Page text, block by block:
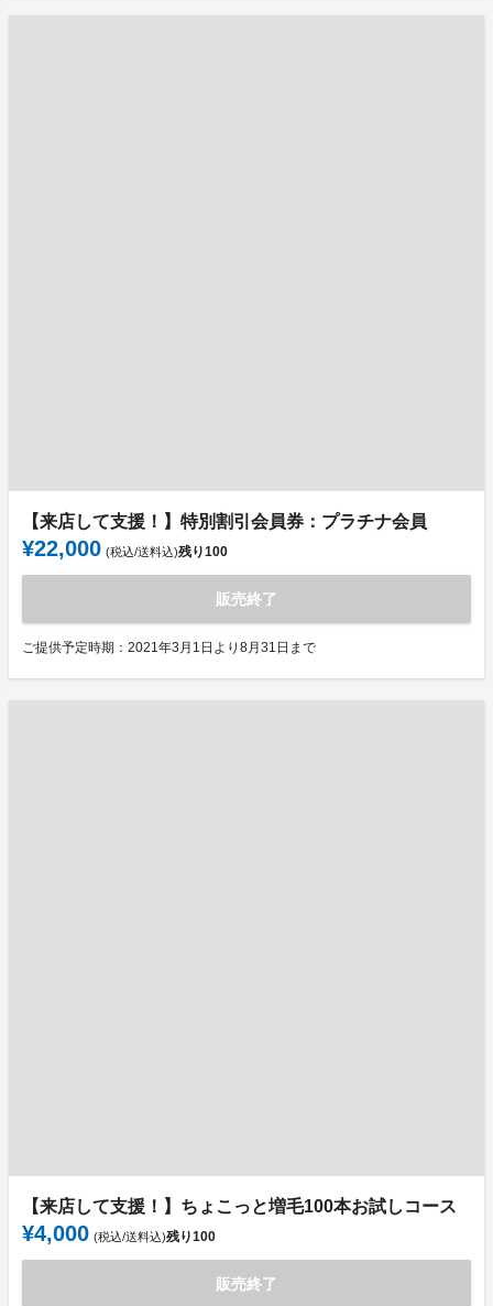
【来店して支援！】特別割引会員券：プラチナ会員
¥22,000 (税込/送料込)残り100
販売終了
ご提供予定時期：2021年3月1日より8月31日まで
【来店して支援！】ちょこっと増毛100本お試しコース
¥4,000 (税込/送料込)残り100
販売終了